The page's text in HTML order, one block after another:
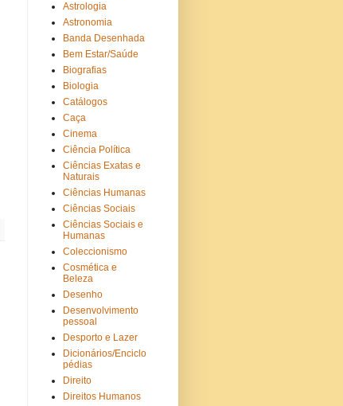
Astrologia
Astronomia
Banda Desenhada
Bem Estar/Saúde
Biografias
Biologia
Catálogos
Caça
Cinema
Ciência Política
Ciências Exatas e
Naturais
Ciências Humanas
Ciências Sociais
Ciências Sociais e
Humanas
Coleccionismo
Cosmética e
Beleza
Desenho
Desenvolvimento
pessoal
Desporto e Lazer
Dicionários/Enciclo
pédias
Direito
Direitos Humanos